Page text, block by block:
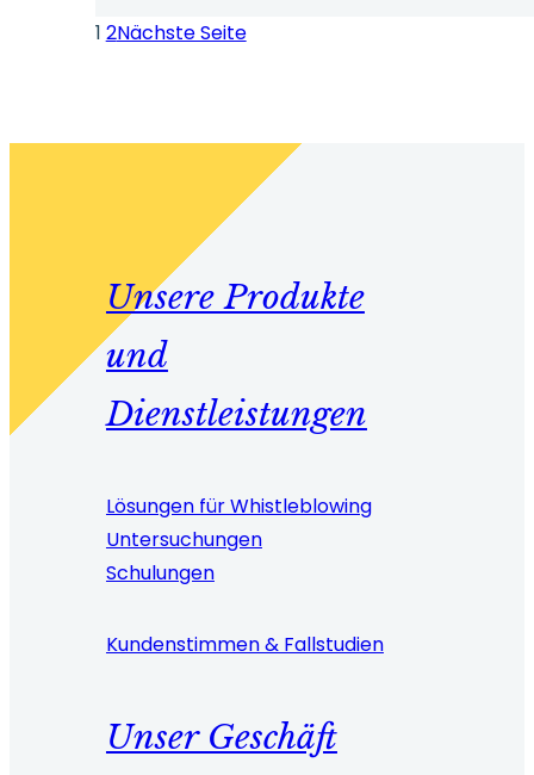
1 2Nächste Seite
Unsere Produkte
und
Dienstleistungen
Lösungen für Whistleblowing
Untersuchungen
Schulungen
Kundenstimmen & Fallstudien
Unser Geschäft